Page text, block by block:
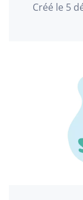
Créé le 5